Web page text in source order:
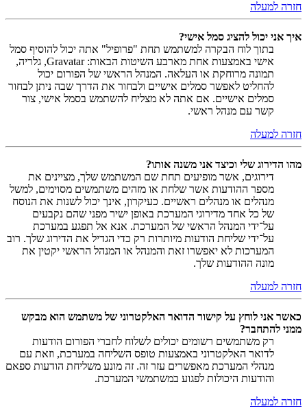
חזרה למעלה
איך אני יכול להציג סמל אישי?
בתוך לוח הבקרה למשתמש תחת "פרופיל" אתה יכול להוסיף סמל
אישי באמצעות אחת מארבע השיטות הבאות: Gravatar, גלריה,
תמונה מרוחקת או העלאה. המנהל הראשי של הפורום יכול
להחליט לאפשר סמלים אישיים ולבחור את הדרך שבה ניתן לבחור
סמלים אישיים. אם אתה לא מצליח להשתמש בסמל אישי, צור
קשר עם מנהל ראשי.
חזרה למעלה
מהו הדירוג שלי וכיצד אני משנה אותו?
דירוגים, אשר מופיעים תחת שם המשתמש שלך, מציינים את
מספר ההודעות אשר שלחת או מזהים משתמשים מסוימים, למשל
מנהלים או מנהלים ראשיים. כעיקרון, אינך יכול לשנות את הנוסח
של כל אחד מדירוגי המערכת באופן ישיר מפני שהם נקבעים
על־ידי המנהל הראשי של המערכת. אנא אל תפגע במערכת
על־ידי שליחת הודעות מיותרות רק כדי הגדיל את הדירוג שלך. רוב
המערכות לא יאפשרו זאת והמנהל או המנהל הראשי יקטין את
מונה ההודעות שלך.
חזרה למעלה
כאשר אני לוחץ על קישור הדואר האלקטרוני של משתמש הוא מבקש
ממני להתחבר?
רק משתמשים רשומים יכולים לשלוח לחברי הפורום הודעות
לדואר האלקטרוני באמצעות טופס השליחה במערכת, וזאת עם
מנהלי המערכת מאפשרים עזר זה. זה מונע משליחת הודעות ספאם
והודעות היכולות לפגוע במשתמשי המערכת.
חזרה למעלה